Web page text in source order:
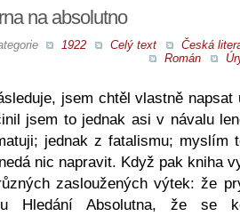
na absolutno
1922 Celý text
Česká
Román
jsem chtěl vlastně napsat
jsem to jednak asi v návalu
jednak z fatalismu; myslím
nic napravit. Když pak kniha
zasloužených výtek: že
Hledání Absolutna, že se